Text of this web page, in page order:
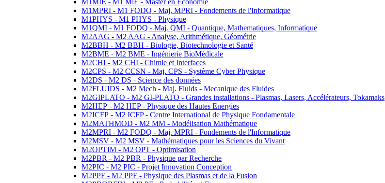
M1MIE - M1 MiE - Master en Economie
M1MPRI - M1 FODQ - Maj. MPRI - Fondements de l'Informatique
M1PHYS - M1 PHYS - Physique
M1QMI - M1 FODQ - Maj. QMI - Quantique, Mathematiques, Informatique
M2AAG - M2 AAG - Analyse, Arithmétique, Géométrie
M2BBH - M2 BBH - Biologie, Biotechnologie et Santé
M2BME - M2 BME - Ingénierie BioMédicale
M2CHI - M2 CHI - Chimie et Interfaces
M2CPS - M2 CCSN - Maj. CPS - Système Cyber Physique
M2DS - M2 DS - Science des données
M2FLUIDS - M2 Mech - Maj. Fluids - Mecanique des Fluides
M2GIPLATO - M2 GI-PLATO - Grandes installations - Plasmas, Lasers, Accélérateurs, Tokamaks
M2HEP - M2 HEP - Physique des Hautes Energies
M2ICFP - M2 ICFP - Centre International de Physique Fondamentale
M2MATHMOD - M2 MM - Modélisation Mathématique
M2MPRI - M2 FODQ - Maj. MPRI - Fondements de l'Informatique
M2MSV - M2 MSV - Mathématiques pour les Sciences du Vivant
M2OPTIM - M2 OPT - Optimisation
M2PBR - M2 PBR - Physique par Recherche
M2PIC - M2 PIC - Projet Innovation Conception
M2PPF - M2 PPF - Physique des Plasmas et de la Fusion